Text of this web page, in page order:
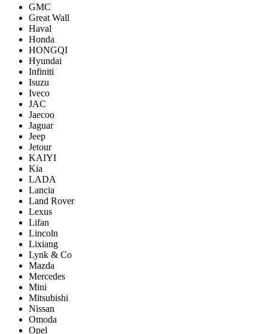
GMC
Great Wall
Haval
Honda
HONGQI
Hyundai
Infiniti
Isuzu
Iveco
JAC
Jaecoo
Jaguar
Jeep
Jetour
KAIYI
Kia
LADA
Lancia
Land Rover
Lexus
Lifan
Lincoln
Lixiang
Lynk & Co
Mazda
Mercedes
Mini
Mitsubishi
Nissan
Omoda
Opel